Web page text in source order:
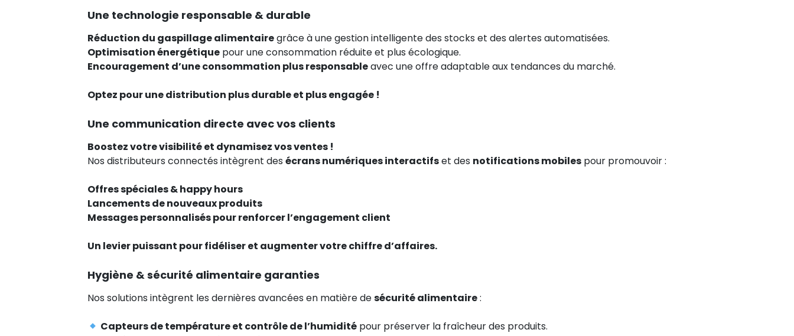
Une technologie responsable & durable
Réduction du gaspillage alimentairegrâce à une gestion intelligente des stocks et des alertes automatisées.
Optimisation énergétique pour une consommation réduite et plus écologique.
Encouragement d’une consommation plus responsableavec une offre adaptable aux tendances du marché.
Optez pour une distribution plus durable et plus engagée !
Une communication directe avec vos clients
Boostez votre visibilité et dynamisez vos ventes !
Nos distributeurs connectés intègrent des écrans numériques interactifset des notifications mobiles pour promouvoir :
Offres spéciales & happy hours
Lancements de nouveaux produits
Messages personnalisés pour renforcer l’engagement client
Un levier puissant pour fidéliser et augmenter votre chiffre d’affaires.
Hygiène & sécurité alimentaire garanties
Nos solutions intègrent les dernières avancées en matière desécurité alimentaire:
Capteurs de température et contrôle de l’humidité pour préserver la fraîcheur des produits.